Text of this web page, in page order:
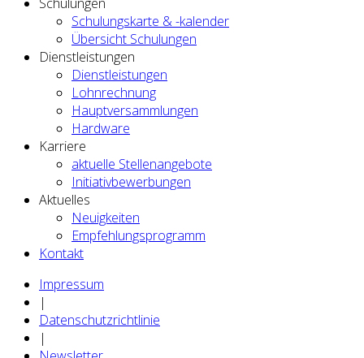
Schulungskarte & -kalender
Übersicht Schulungen
Dienstleistungen
Dienstleistungen
Lohnrechnung
Hauptversammlungen
Hardware
Karriere
aktuelle Stellenangebote
Initiativbewerbungen
Aktuelles
Neuigkeiten
Empfehlungsprogramm
Kontakt
Impressum
|
Datenschutzrichtlinie
|